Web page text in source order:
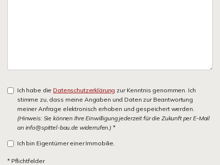
Ich habe die Datenschutzerklärung zur Kenntnis genommen. Ich
stimme zu, dass meine Angaben und Daten zur Beantwortung
meiner Anfrage elektronisch erhoben und gespeichert werden.
(Hinweis: Sie können Ihre Einwilligung jederzeit für die Zukunft per E-Mail
an info@spittel-bau.de widerrufen.) *
Ich bin Eigentümer einer Immobilie.
* Pflichtfelder